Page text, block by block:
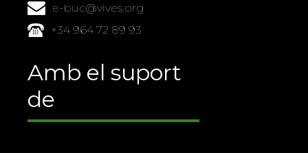
e-buc@vives.org
+34 964 72 89 93
Amb el suport
de